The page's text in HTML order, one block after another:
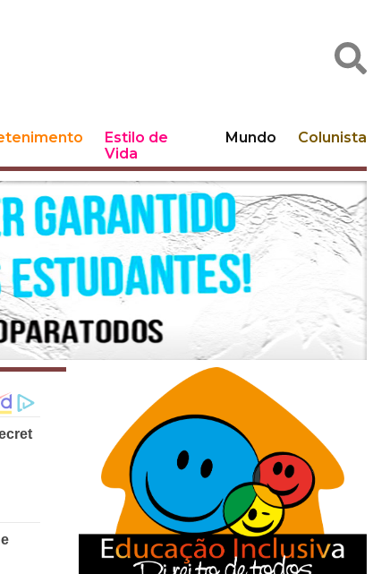
Estilo de
Vida
Mundo Colunista